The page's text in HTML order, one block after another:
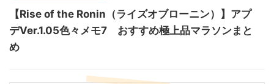
【Rise of the Ronin（ライズオブローニン）】アプ
デVer.1.05色々メモ7 おすすめ極上品マラソンまと
め